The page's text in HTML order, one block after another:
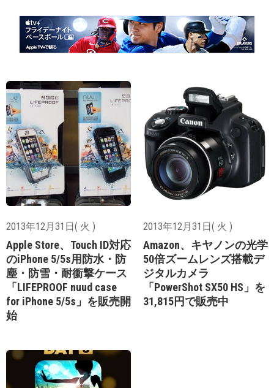
2013年12月31日( 火 )
Apple Store、Touch ID対応
のiPhone 5/5s用防水・防
塵・防雪・耐衝撃ケース
「LIFEPROOF nuud case
for iPhone 5/5s」を販売開
始
2013年12月31日( 火 )
Amazon、キヤノンの光学
50倍ズームレンズ搭載デ
ジタルカメラ
「PowerShot SX50 HS」を
31,815円で販売中